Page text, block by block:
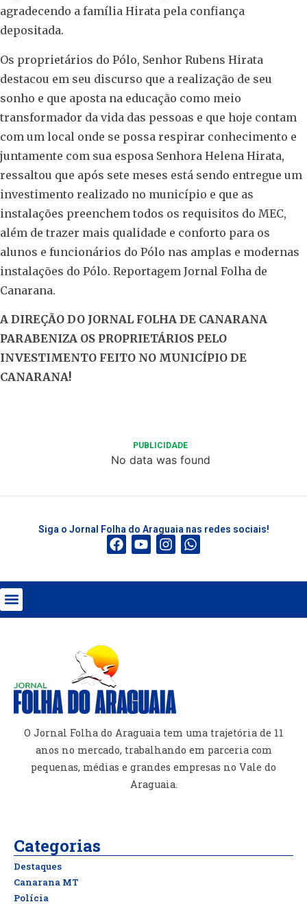
agradecendo a família Hirata pela confiança
depositada.
Os proprietários do Pólo, Senhor Rubens Hirata
destacou em seu discurso que a realização de seu
sonho e que aposta na educação como meio
transformador da vida das pessoas e que hoje contam
com um local onde se possa respirar conhecimento e
juntamente com sua esposa Senhora Helena Hirata,
ressaltou que após sete meses está sendo entregue um
investimento realizado no município e que as
instalações preenchem todos os requisitos do MEC,
além de trazer mais qualidade e conforto para os
alunos e funcionários do Pólo nas amplas e modernas
instalações do Pólo. Reportagem Jornal Folha de
Canarana.
A DIREÇÃO DO JORNAL FOLHA DE CANARANA
PARABENIZA OS PROPRIETÁRIOS PELO
INVESTIMENTO FEITO NO MUNICÍPIO DE
CANARANA!
PUBLICIDADE
No data was found
Siga o Jornal Folha do Araguaia nas redes sociais!
O Jornal Folha do Araguaia tem uma trajetória de 11
anos no mercado, trabalhando em parceria com
pequenas, médias e grandes empresas no Vale do
Araguaia.
Categorias
Destaques
Canarana MT
Polícia